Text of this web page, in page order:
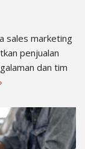
sales marketing
penjualan
dan tim